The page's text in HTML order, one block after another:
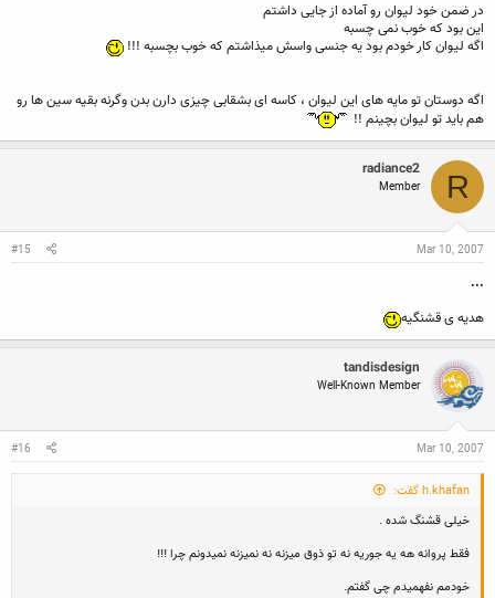
در ضمن خود لیوان رو آماده از جایی داشتم
این بود که خوب نمی چسبه
اگه لیوان کار خودم بود یه جنسی واسش میذاشتم که خوب بچسبه !!!
اگه دوستان تو مایه های این لیوان ، کاسه ای بشقابی چیزی دارن بدن وگرنه بقیه سین ها رو
هم باید تو لیوان بچینم !!
R
radiance2
Member
Mar 10, 2007
#15
...
هدیه ی قشنگیه
tandisdesign
Well-Known Member
Mar 10, 2007
#16
h.khafan گفت:
خیلی قشنگ شده .
فقط پروانه هه یه جوریه نه تو ذوق میزنه نه نمیزنه نمیدونم چرا !!!
خودمم نفهمیدم چی گفتم.